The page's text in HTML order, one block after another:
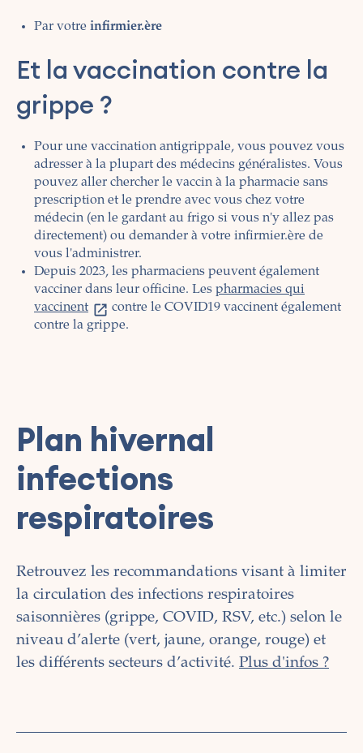
Par votre infirmier.ère
Et la vaccination contre la
grippe ?
Pour une vaccination antigrippale, vous pouvez vous
adresser à la plupart des médecins généralistes. Vous
pouvez aller chercher le vaccin à la pharmacie sans
prescription et le prendre avec vous chez votre
médecin (en le gardant au frigo si vous n'y allez pas
directement) ou demander à votre infirmier.ère de
vous l'administrer.
Depuis 2023, les pharmaciens peuvent également
vacciner dans leur officine. Les pharmacies qui
vaccinent
contre le COVID19 vaccinent également
contre la grippe.
Plan hivernal
infections
respiratoires
Retrouvez les recommandations visant à limiter
la circulation des infections respiratoires
saisonnières (grippe, COVID, RSV, etc.) selon le
niveau d’alerte (vert, jaune, orange, rouge) et
les différents secteurs d’activité. Plus d'infos ?